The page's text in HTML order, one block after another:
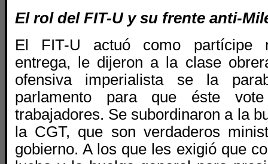
El rol del FIT-U y su frente anti-
El FIT-U actuó como partícipe
entrega, le dijeron a la clase
ofensiva imperialista se la
parlamento para que éste
trabajadores. Se subordinaron a la
la CGT, que son verdaderos
gobierno. A los que les exigió que